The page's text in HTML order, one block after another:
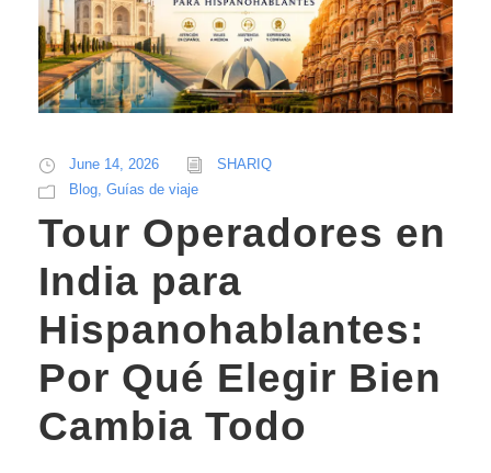
June 14, 2026
SHARIQ
Blog, Guías de viaje
Tour Operadores en
India para
Hispanohablantes:
Por Qué Elegir Bien
Cambia Todo